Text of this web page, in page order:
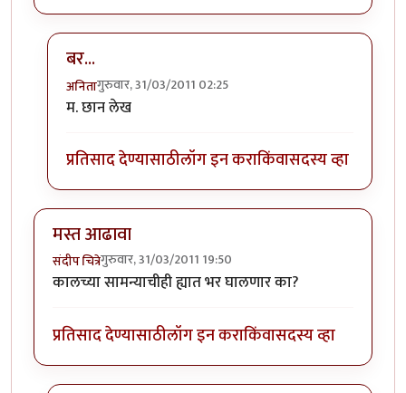
बर...
अनितागुरुवार, 31/03/2011 02:25
In reply to
म. छान लेख
प्रतिसाद देण्यासाठीलॉग इन कराकिंवासदस्य व्हा
मस्त आढावा
संदीप चित्रेगुरुवार, 31/03/2011 19:50
कालच्या सामन्याचीही ह्यात भर घालणार का?
प्रतिसाद देण्यासाठीलॉग इन कराकिंवासदस्य व्हा